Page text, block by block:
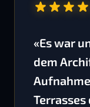
«Es war
dem
Terrasses